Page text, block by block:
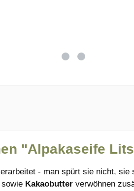
"Alpakaseife
- man spürt sie nicht, sie
sowie Kakaobutter verwöhnen